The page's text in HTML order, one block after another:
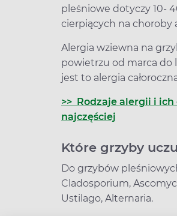
pleśniowe dotyczy 10-
cierpiących na choroby
Alergia wziewna na
powietrzu od marca do
jest to alergia
>> Rodzaje alergii i
najczęściej
Które grzyby
Do grzybów
Cladosporium,
Ustilago, Alternaria.